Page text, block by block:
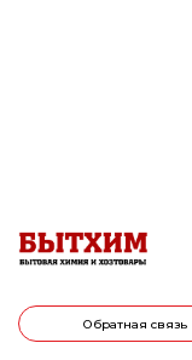
Обратная связь